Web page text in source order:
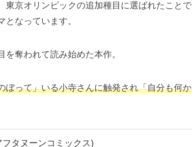
東京オリンピックの追加種目に選ばれたことで
なっています。
奪われて読み始めた本作。
ぼって」いる小寺さんに触発され「自分も何か
タヌーンコミックス)